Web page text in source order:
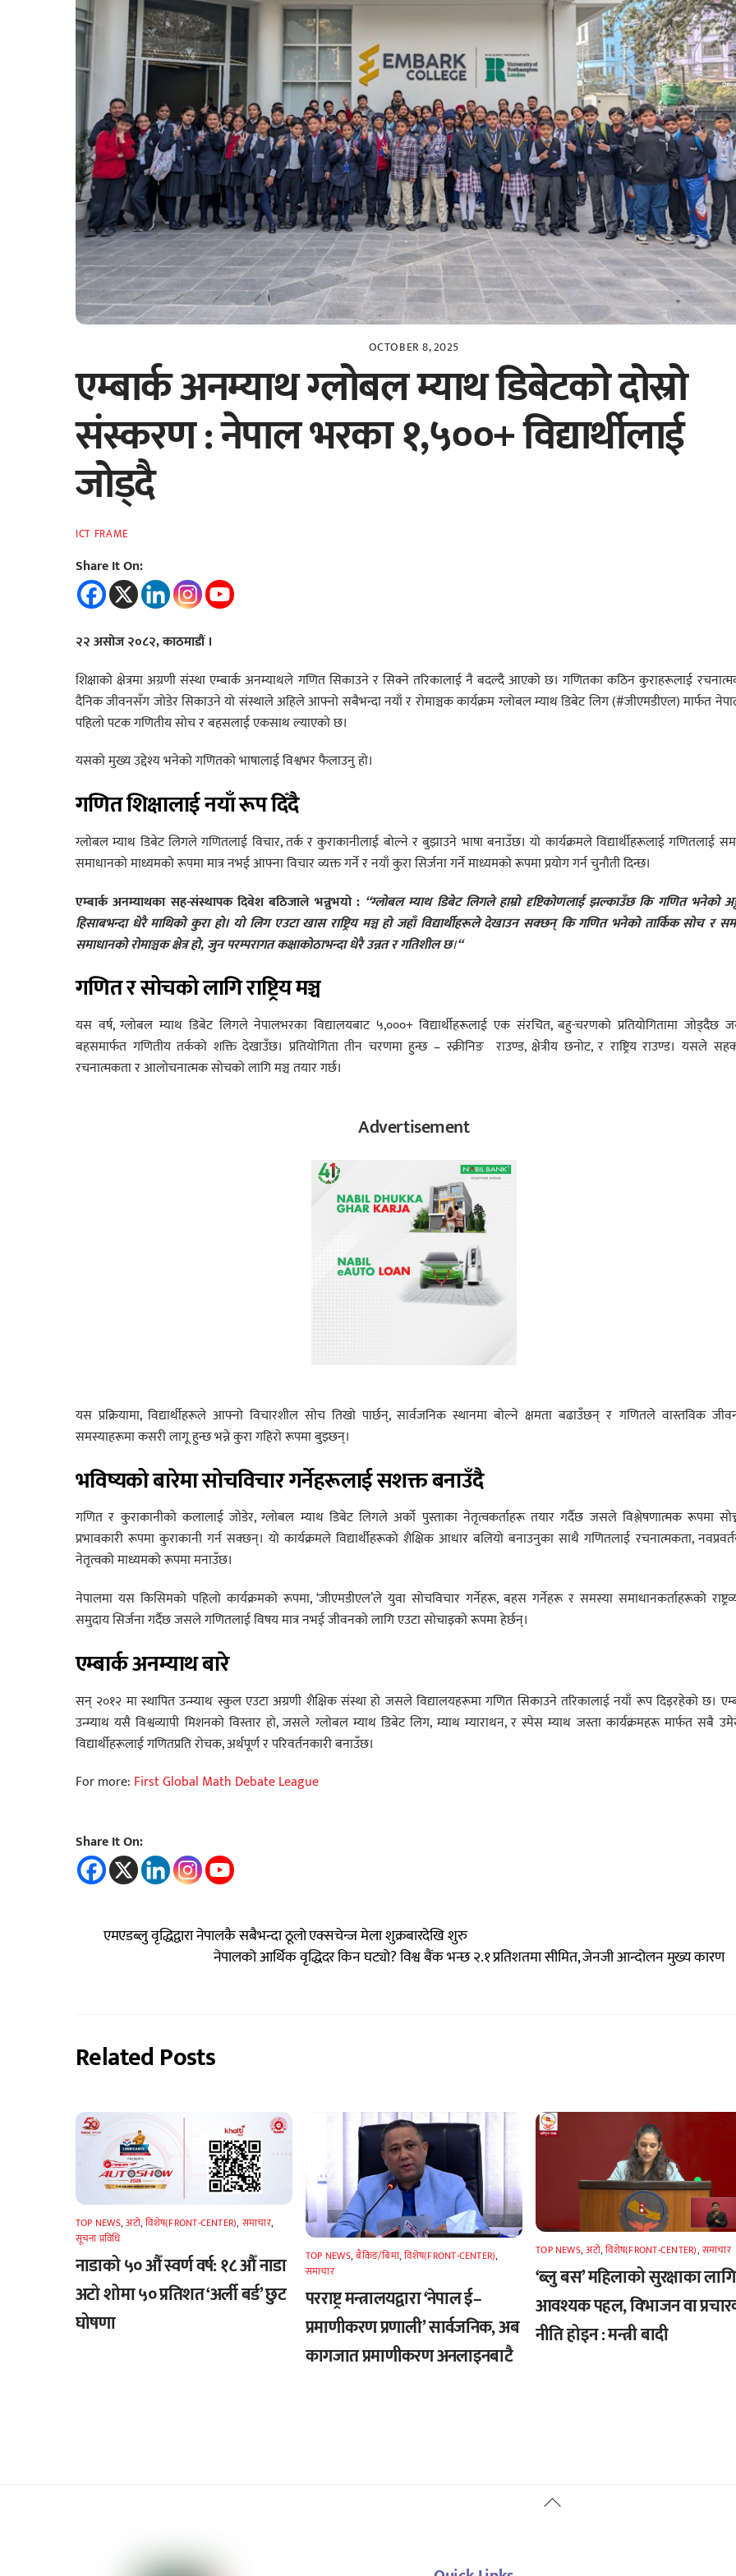
OCTOBER 8, 2025
एम्बार्क अनम्याथ ग्लोबल म्याथ डिबेटको दोस्रो
संस्करण : नेपाल भरका १,५००+ विद्यार्थीलाई
जोड्दै
ICT FRAME
Share It On:
२२ असोज २०८२, काठमाडौं ।
शिक्षाको क्षेत्रमा अग्रणी संस्था एम्बार्क अनम्याथले गणित सिकाउने र सिक्ने तरिकालाई नै बदल्दै आएको छ। गणितका कठिन कुराहरूलाई
दैनिक जीवनसँग जोडेर सिकाउने यो संस्थाले अहिले आफ्नो सबैभन्दा नयाँ र रोमाञ्चक कार्यक्रम ग्लोबल म्याथ डिबेट लिग (#जीएमडीएल) मार्फत
पहिलो पटक गणितीय सोच र बहसलाई एकसाथ ल्याएको छ।
यसको मुख्य उद्देश्य भनेको गणितको भाषालाई विश्वभर फैलाउनु हो।
गणित शिक्षालाई नयाँ रूप दिँदै
ग्लोबल म्याथ डिबेट लिगले गणितलाई विचार, तर्क र कुराकानीलाई बोल्ने र बुझाउने भाषा बनाउँछ। यो कार्यक्रमले विद्यार्थीहरूलाई गणितलाई
समाधानको माध्यमको रूपमा मात्र नभई आफ्ना विचार व्यक्त गर्ने र नयाँ कुरा सिर्जना गर्ने माध्यमको रूपमा प्रयोग गर्न चुनौती दिन्छ।
एम्बार्क अनम्याथका सह-संस्थापक दिवेश बठिजाले भन्नुभयो : “ग्लोबल म्याथ डिबेट लिगले हाम्रो दृष्टिकोणलाई झल्काउँछ कि गणित भनेको
हिसाबभन्दा धेरै माथिको कुरा हो। यो लिग एउटा खास राष्ट्रिय मञ्च हो जहाँ विद्यार्थीहरूले देखाउन सक्छन् कि गणित भनेको तार्किक सोच र
समाधानको रोमाञ्चक क्षेत्र हो, जुन परम्परागत कक्षाकोठाभन्दा धेरैउन्नत र गतिशील छ।“
गणित र सोचको लागि राष्ट्रिय मञ्च
यस वर्ष, ग्लोबल म्याथ डिबेट लिगले नेपालभरका विद्यालयबाट ५,०००+ विद्यार्थीहरूलाई एक संरचित, बहु-चरणको प्रतियोगितामा जोड्दैछ
बहसमार्फत गणितीय तर्कको शक्ति देखाउँछ। प्रतियोगिता तीन चरणमा हुन्छ – स्क्रीनिङ राउण्ड, क्षेत्रीय छनोट, र राष्ट्रिय राउण्ड। यसले
रचनात्मकता र आलोचनात्मक सोचको लागि मञ्च तयार गर्छ।
Advertisement
यस प्रक्रियामा, विद्यार्थीहरूले आफ्नो विचारशील सोच तिखो पार्छन्, सार्वजनिक स्थानमा बोल्ने क्षमता बढाउँछन् र गणितले वास्तविक
समस्याहरूमा कसरी लागू हुन्छ भन्ने कुरा गहिरो रूपमा बुझ्छन्।
भविष्यको बारेमा सोचविचार गर्नेहरूलाई सशक्त बनाउँदै
गणित र कुराकानीको कलालाई जोडेर, ग्लोबल म्याथ डिबेट लिगले अर्को पुस्ताका नेतृत्वकर्ताहरू तयार गर्दैछ जसले विश्लेषणात्मक रूपमा
प्रभावकारी रूपमा कुराकानी गर्न सक्छन्। यो कार्यक्रमले विद्यार्थीहरूको शैक्षिक आधार बलियो बनाउनुका साथै गणितलाई रचनात्मकता,
नेतृत्वको माध्यमको रूपमा मनाउँछ।
नेपालमा यस किसिमको पहिलो कार्यक्रमको रूपमा, ‘जीएमडीएल’ले युवा सोचविचार गर्नेहरू, बहस गर्नेहरू र समस्या समाधानकर्ताहरूको
समुदाय सिर्जना गर्दैछ जसले गणितलाई विषय मात्र नभई जीवनको लागि एउटा सोचाइको रूपमा हेर्छन्।
एम्बार्क अनम्याथबारे
सन् २०१२ मा स्थापित उन्म्याथ स्कुल एउटा अग्रणी शैक्षिक संस्था हो जसले विद्यालयहरूमा गणित सिकाउने तरिकालाई नयाँ रूप दिइरहेको छ।
उन्म्याथ यसै विश्वव्यापी मिशनको विस्तार हो, जसले ग्लोबल म्याथ डिबेट लिग, म्याथ म्याराथन, र स्पेस म्याथ जस्ता कार्यक्रमहरू मार्फत सबै
विद्यार्थीहरूलाई गणितप्रति रोचक, अर्थपूर्ण र परिवर्तनकारी बनाउँछ।
For more: First Global Math Debate League
Share It On:
एमएडब्लु वृद्धिद्वारा नेपालकै सबैभन्दा ठूलो एक्सचेन्ज मेला शुक्रबारदेखि शुरु
नेपालको आर्थिक वृद्धिदर किन घट्यो? विश्व बैंक भन्छ २.१ प्रतिशतमा सीमित, जेनजी आन्दोलन मुख्य कारण
Related Posts
TOP NEWS,अटाे,विशेष(FRONT-CENTER), समाचार,
सूचना प्रविधि
नाडाको ५० औँ स्वर्ण वर्ष: १८ औँ नाडा
अटो शोमा ५० प्रतिशत ‘अर्ली बर्ड’ छुट
घोषणा
TOP NEWS,बैंकिङ/बिमा,विशेष(FRONT-CENTER),
समाचार
परराष्ट्र मन्त्रालयद्वारा ‘नेपाल ई–
प्रमाणीकरण प्रणाली’ सार्वजनिक, अब
कागजात प्रमाणीकरण अनलाइनबाटै
TOP NEWS,अटाे,विशेष(FRONT-CENTER),समाचार
‘ब्लु बस’ महिलाको सुरक्षाका लागि
आवश्यक पहल, विभाजन वा
नीति होइन : मन्त्री बादी
Back